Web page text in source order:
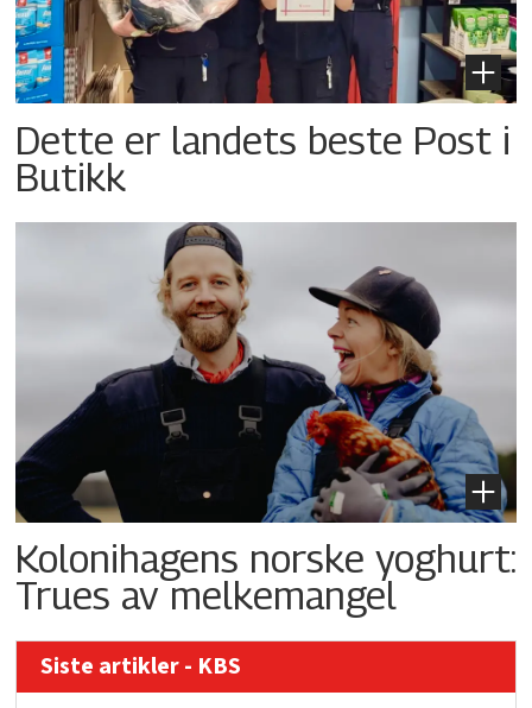
Dette er landets beste Post i
Butikk
Kolonihagens norske yoghurt:
Trues av melkemangel
Siste artikler - KBS